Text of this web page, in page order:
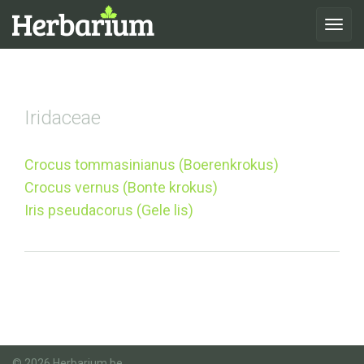
Toggle
Iridaceae
Crocus tommasinianus (Boerenkrokus)
Crocus vernus (Bonte krokus)
Iris pseudacorus (Gele lis)